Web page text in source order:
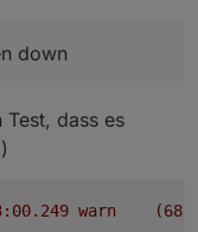
down
dass es
warn